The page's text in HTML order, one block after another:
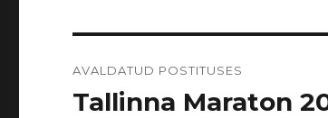
AVALDATUD POSTITUSES
Tallinna Maraton